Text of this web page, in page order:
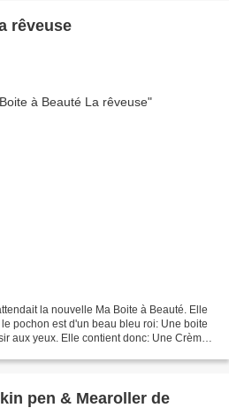
rêveuse
la nouvelle Ma Boite à Beauté. Elle
pochon est d'un beau bleu roi: Une boite
aux yeux. Elle contient donc: Une Crème
pen & Mearoller de